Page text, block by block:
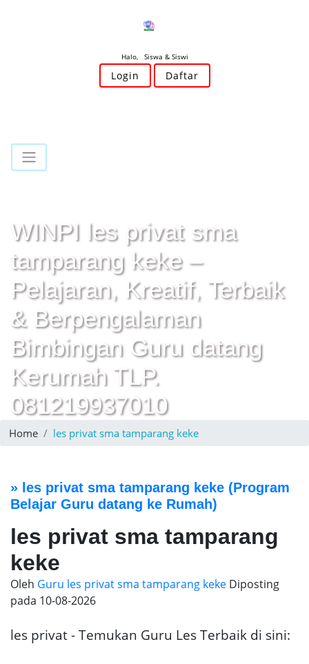
Halo, Siswa & Siswi
Login Daftar
WINPI les privat sma
tamparang keke –
Pelajaran, Kreatif, Terbaik
& Berpengalaman
Bimbingan Guru datang
Kerumah TLP.
081219937010
Home les privat sma tamparang keke
» les privat sma tamparang keke (Program
Belajar Guru datang ke Rumah)
les privat sma tamparang
keke
Oleh Guru les privat sma tamparang keke Diposting
pada 10-08-2026
les privat - Temukan Guru Les Terbaik di sini: